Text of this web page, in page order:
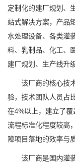
定制化的建厂规划、
站式解决方案，产品
水处理设备、各类灌
料、乳制品、化工、
建厂规划、生产线升
该厂商的核心技术
验，技术团队人员占
在4%以上，建立了
流程标准化程度较高
障项目落地的效率与
该厂商是国内灌装